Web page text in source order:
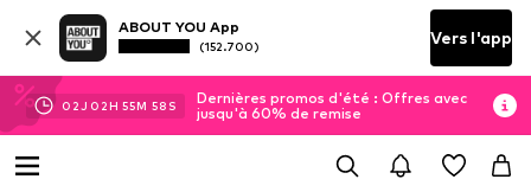
ABOUT YOU App
(152.700) Vers l'app
02J 02H 55M 58 S
Dernières promos d'été : Offres avec
jusqu'à 60% de remise